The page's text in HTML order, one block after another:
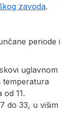
zavoda.
periode i
uglavnom
temperatura
11.
do 33, u višim